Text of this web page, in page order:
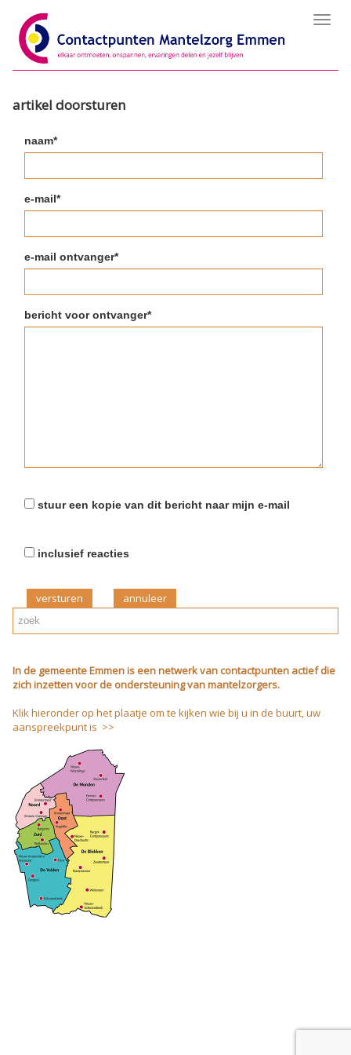
artikel doorsturen
naam*
e-mail*
e-mail ontvanger*
bericht voor ontvanger*
stuur een kopie van dit bericht naar mijn e-mail
inclusief reacties
versturen
In de gemeente Emmen is een netwerk van contactpunten actief die
zich inzetten voor de ondersteuning van mantelzorgers.
Klik hieronder op het plaatje om te kijken wie bij u in de buurt, uw
aanspreekpunt is >>